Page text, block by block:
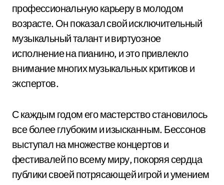
профессиональную карьеру в молодом
возрасте. Он показал свой исключительный
музыкальный талант и виртуозное
исполнение на пианино, и это привлекло
внимание многих музыкальных критиков и
экспертов.
С каждым годом его мастерство становилось
все более глубоким и изысканным. Бессонов
выступал на множестве концертов и
фестивалей по всему миру, покоряя сердца
публики своей потрясающей игрой и умением